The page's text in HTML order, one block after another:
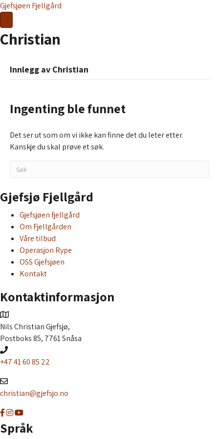
Gjefsjøen Fjellgård
Christian
Innlegg av Christian
Ingenting ble funnet
Det ser ut som om vi ikke kan finne det du leter etter.
Kanskje du skal prøve et søk.
Gjefsjø Fjellgård
Gjefsjøen fjellgård
Om Fjellgården
Våre tilbud
Operasjon Rype
OSS Gjefsjøen
Kontakt
Kontaktinformasjon
Nils Christian Gjefsjø,
Postboks 85, 7761 Snåsa
+47 41 60 85 22
christian@gjefsjo.no
G
å
t
G
å
t
G
å
t
Språk